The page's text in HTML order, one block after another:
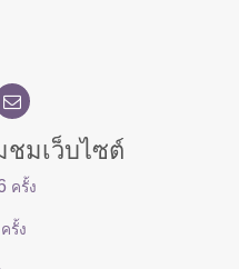
ชมเว็บไซต์
ครั้ง
ครั้ง